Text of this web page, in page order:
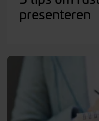
presenteren